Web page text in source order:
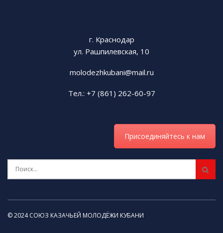
г. Краснодар
ул. Рашпилевская, 10
molodezhkubani@mail.ru
Тел.: +7 (861) 262-60-97
Присоединяйтесь к нам
© 2024 СОЮЗ КАЗАЧЬЕЙ МОЛОДЁЖИ КУБАНИ